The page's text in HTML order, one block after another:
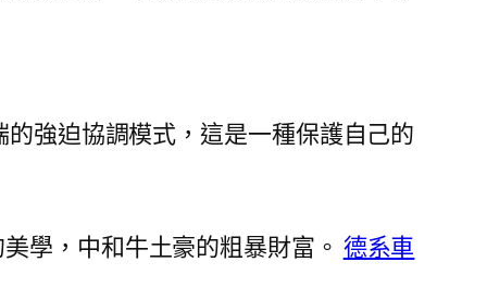
強迫協調模式，這是一種保護自己的
學，中和牛土豪的粗暴財富。 德系車